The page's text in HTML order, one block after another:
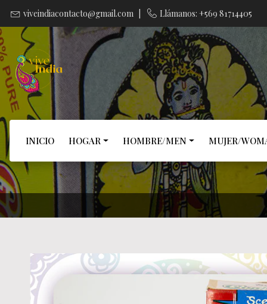
viveindiacontacto@gmail.com Llámanos: +569 81714405
INICIO HOGAR HOMBRE/MEN MUJER/